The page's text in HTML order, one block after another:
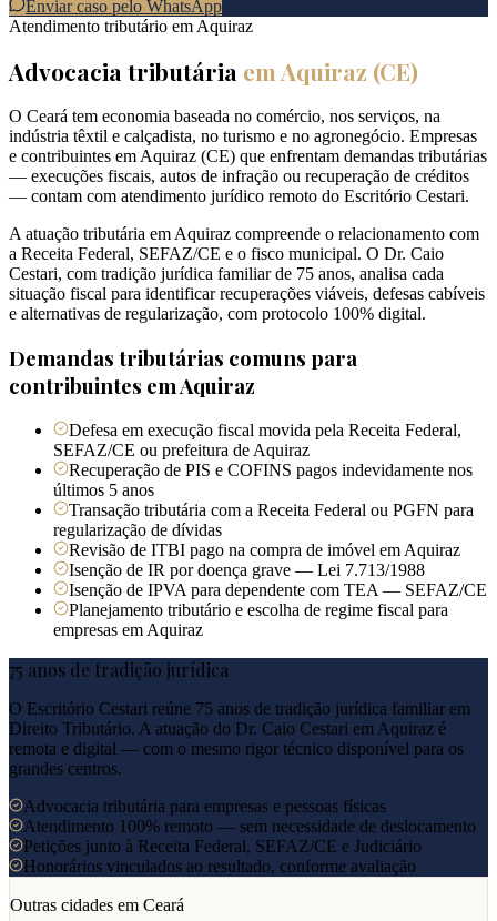
Enviar caso pelo WhatsApp
Atendimento tributário em Aquiraz
Advocacia tributária em Aquiraz (CE)
O Ceará tem economia baseada no comércio, nos serviços, na
indústria têxtil e calçadista, no turismo e no agronegócio. Empresas
e contribuintes em Aquiraz (CE) que enfrentam demandas tributárias
— execuções fiscais, autos de infração ou recuperação de créditos
— contam com atendimento jurídico remoto do Escritório Cestari.
A atuação tributária em Aquiraz compreende o relacionamento com
a Receita Federal, SEFAZ/CE e o fisco municipal. O Dr. Caio
Cestari, com tradição jurídica familiar de 75 anos, analisa cada
situação fiscal para identificar recuperações viáveis, defesas cabíveis
e alternativas de regularização, com protocolo 100% digital.
Demandas tributárias comuns para
contribuintes emAquiraz
Defesa em execução fiscal movida pela Receita Federal,
SEFAZ/CE ou prefeitura de Aquiraz
Recuperação de PIS e COFINS pagos indevidamente nos
últimos 5 anos
Transação tributária com a Receita Federal ou PGFN para
regularização de dívidas
Revisão de ITBI pago na compra de imóvel em Aquiraz
Isenção de IR por doença grave — Lei 7.713/1988
Isenção de IPVA para dependente com TEA — SEFAZ/CE
Planejamento tributário e escolha de regime fiscal para
empresas em Aquiraz
75 anos de tradição jurídica
O Escritório Cestari reúne 75 anos de tradição jurídica familiar em
Direito Tributário. A atuação do Dr. Caio Cestari em Aquiraz é
remota e digital — com o mesmo rigor técnico disponível para os
grandes centros.
Advocacia tributária para empresas e pessoas físicas
Atendimento 100% remoto — sem necessidade de deslocamento
Petições junto à Receita Federal, SEFAZ/CE e Judiciário
Honorários vinculados ao resultado, conforme avaliação
Outras cidades em Ceará